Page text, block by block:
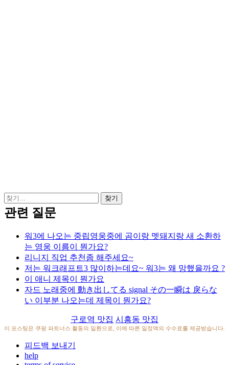
관련 질문
워3에 나오는 중립영웅중에 곰이랑 멧돼지랑 새 소환하
는 영웅 이름이 뭔가요?
리니지 직업 추천좀 해주세요~
저는 워크래프트3 많이하는데요~ 워3는 왜 망했을까요 ?
이 애니 제목이 뭔가요
자드 노래중에 動き出してる signal その一瞬は 戾らな
い 이부분 나오는데 제목이 뭔가요?
구로역 맛집 시흥동 맛집
이 포스팅은 쿠팡 파트너스 활동의 일환으로, 이에 따른 일정액의 수수료를 제공받습니다.
피드백 보내기
help